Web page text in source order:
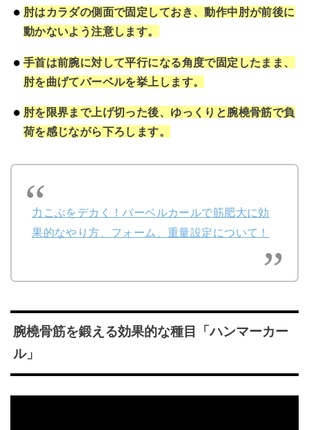
肘はカラダの側面で固定しておき、動作中肘が前後に
動かないよう注意します。
手首は前腕に対して平行になる角度で固定したまま、
肘を曲げてバーベルを挙上します。
肘を限界まで上げ切った後、ゆっくりと腕橈骨筋で負
荷を感じながら下ろします。
力こぶをデカく！バーベルカールで筋肥大に効
果的なやり方、フォーム、重量設定について！
腕橈骨筋を鍛える効果的な種目「ハンマーカー
ル」